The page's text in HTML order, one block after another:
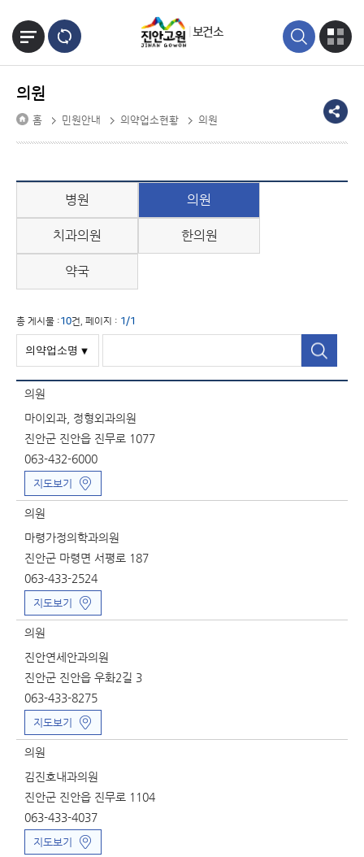
보건소
의원
홈 민원안내 의약업소현황 의원
병원 의원
치과의원 한의원
약국
총 게시물 :10건, 페이지 : 1/1
의원
마이외과, 정형외과의원
진안군 진안읍 진무로 1077
063-432-6000
지도보기
의원
마령가정의학과의원
진안군 마령면 서평로 187
063-433-2524
지도보기
의원
진안연세안과의원
진안군 진안읍 우화2길 3
063-433-8275
지도보기
의원
김진호내과의원
진안군 진안읍 진무로 1104
063-433-4037
지도보기